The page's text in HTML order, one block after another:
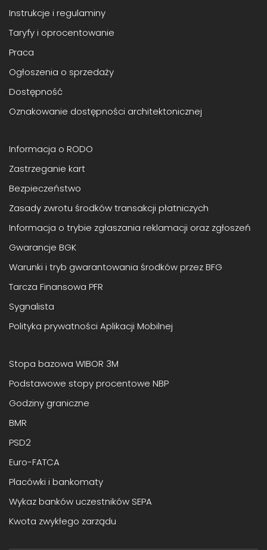
Instrukcje i regulaminy
Taryfy i oprocentowanie
Praca
Ogłoszenia o sprzedaży
Dostępność
Oznakowanie dostępności architektonicznej
Informacja o RODO
Zastrzeganie kart
Bezpieczeństwo
Zasady zwrotu środków transakcji płatniczych
Informacja o trybie zgłaszania reklamacji oraz zgłoszeń
Gwarancje BGK
Warunki i tryb gwarantowania środków przez BFG
Tarcza Finansowa PFR
Sygnalista
Polityka prywatności Aplikacji Mobilnej
Stopa bazowa WIBOR 3M
Podstawowe stopy procentowe NBP
Godziny graniczne
BMR
PSD2
Euro-FATCA
Placówki i bankomaty
Wykaz banków uczestników SEPA
Kwota zwykłego zarządu